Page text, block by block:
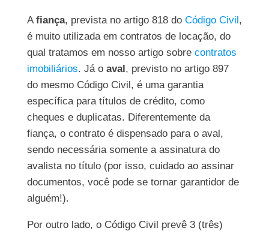
A fiança, prevista no artigo 818 do Código Civil,
é muito utilizada em contratos de locação, do
qual tratamos em nosso artigo sobre contratos
imobiliários. Já o aval, previsto no artigo 897
do mesmo Código Civil, é uma garantia
específica para títulos de crédito, como
cheques e duplicatas. Diferentemente da
fiança, o contrato é dispensado para o aval,
sendo necessária somente a assinatura do
avalista no título (por isso, cuidado ao assinar
documentos, você pode se tornar garantidor de
alguém!).
Por outro lado, o Código Civil prevê 3 (três)